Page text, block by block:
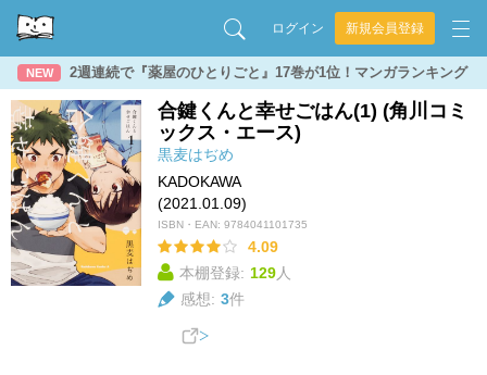
ログイン 新規会員登録
NEW 2週連続で『薬屋のひとりごと』17巻が1位！マンガランキング
合鍵くんと幸せごはん(1) (角川コミ
ックス・エース)
黒麦はぢめ
KADOKAWA
(2021.01.09)
ISBN・EAN: 9784041101735
4.09
本棚登録: 129人
感想: 3件